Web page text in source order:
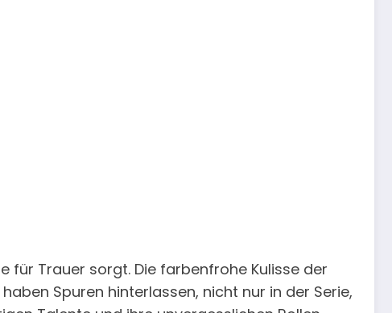
für Trauer sorgt. Die farbenfrohe Kulisse der
Spuren hinterlassen, nicht nur in der Serie,